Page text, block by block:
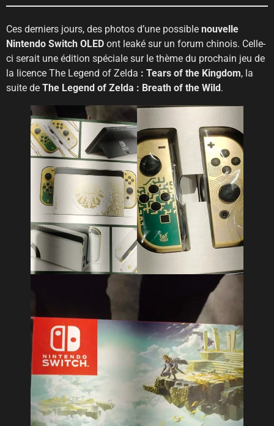
Ces derniers jours, des photos d’une possible nouvelle
Nintendo Switch OLED ont leaké sur un forum chinois. Celle-
ci serait une édition spéciale sur le thème du prochain jeu de
la licence The Legend of Zelda : Tears of the Kingdom, la
suite de The Legend of Zelda : Breath of the Wild .